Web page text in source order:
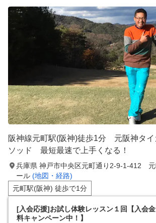
阪神線元町駅(阪神)徒歩1分 元阪神タイ
ソッド 最短最速で上手くなる！
兵庫県 神戸市中央区元町通り2-9-1-412 元
ール (地図・経路)
元町駅(阪神) 徒歩で1分
[入会応援]お試し体験レッスン１回【入会
料キャンペーン中！】